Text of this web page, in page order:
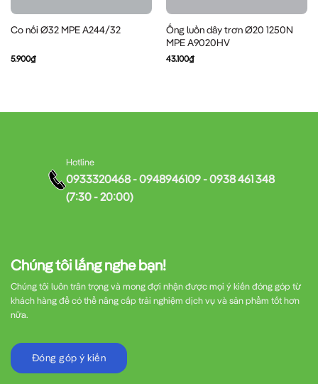
Co nối Ø32 MPE A244/32
5.900₫
Ống luồn dây trơn Ø20 1250N
MPE A9020HV
43.100₫
Chúng tôi lắng nghe bạn!
Chúng tôi luôn trân trọng và mong đợi nhận được mọi ý kiến đóng góp từ
khách hàng để có thể nâng cấp trải nghiệm dịch vụ và sản phẩm tốt hơn
nữa.
Đóng góp ý kiến
Hotline
0933320468 - 0948946109 - 0938 461 348
(7:30 - 20:00)